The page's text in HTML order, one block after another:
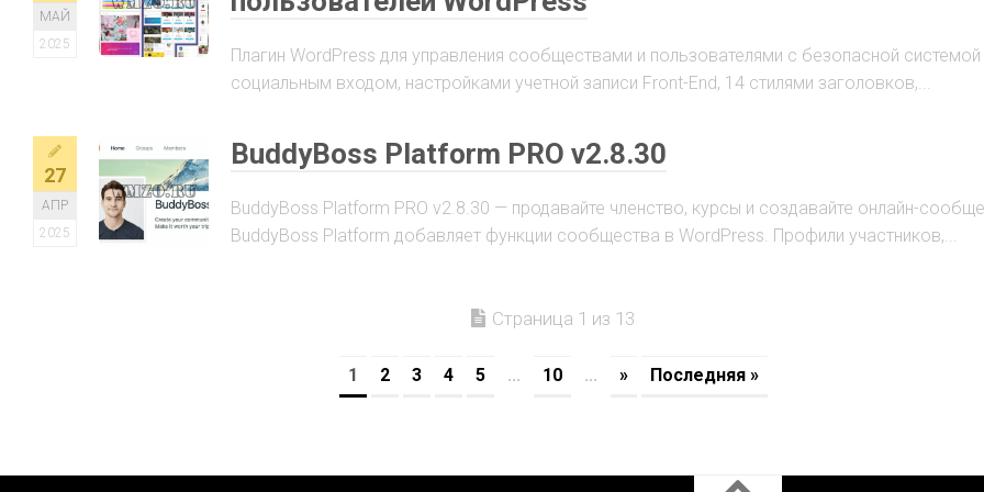
МАЙ
2025
Плагин WordPress для управления сообществами и пользователями с безопасной системой
социальным входом, настройками учетной записи Front-End, 14 стилями заголовков,...
27
АПР
2025
BuddyBoss Platform PRO v2.8.30
BuddyBoss Platform PRO v2.8.30 — продавайте членство, курсы и создавайте онлайн-
BuddyBoss Platform добавляет функции сообщества в WordPress. Профили участников,...
Страница 1 из 13
1 2 3 4 5 ... 10 ... » Последняя »